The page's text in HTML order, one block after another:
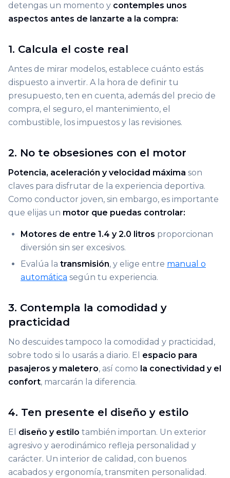
detengas un momento y contemples unos
aspectos antes de lanzarte a la compra:
1. Calcula el coste real
Antes de mirar modelos, establece cuánto estás
dispuesto a invertir. A la hora de definir tu
presupuesto, ten en cuenta, además del precio de
compra, el seguro, el mantenimiento, el
combustible, los impuestos y las revisiones.
2. No te obsesiones con el motor
Potencia, aceleración y velocidad máxima son
claves para disfrutar de la experiencia deportiva.
Como conductor joven, sin embargo, es importante
que elijas un motor que puedas controlar:
Motores de entre 1.4 y 2.0 litros proporcionan
diversión sin ser excesivos.
Evalúa la transmisión, y elige entre manual o
automática según tu experiencia.
3. Contempla la comodidad y
practicidad
No descuides tampoco la comodidad y practicidad,
sobre todo si lo usarás a diario. El espacio para
pasajeros y maletero, así como la conectividad y el
confort, marcarán la diferencia.
4. Ten presente el diseño y estilo
El diseño y estilo también importan. Un exterior
agresivo y aerodinámico refleja personalidad y
carácter. Un interior de calidad, con buenos
acabados y ergonomía, transmiten personalidad.